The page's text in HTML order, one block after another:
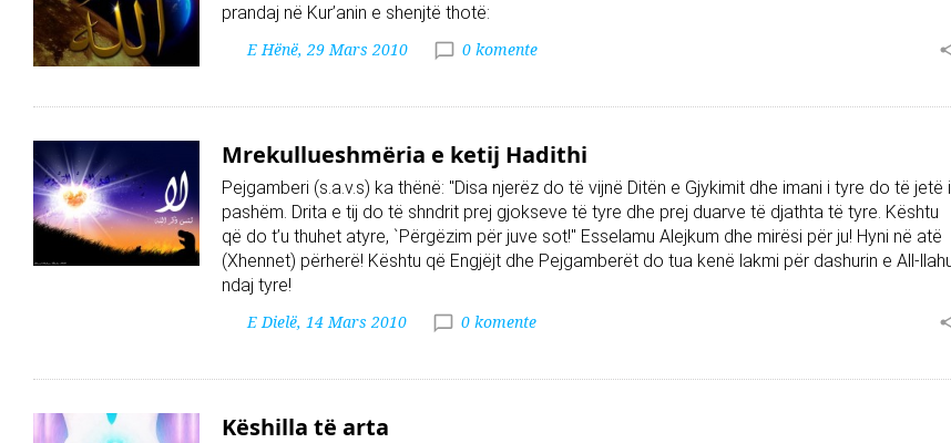
prandaj në Kur’anin e shenjtë thotë:
E Hënë, 29 Mars 2010
0 komente
Mrekullueshmëria e ketij Hadithi
Pejgamberi (s.a.v.s) ka thënë: "Disa njerëz do të vijnë Ditën e Gjykimit dhe imani i tyre do të jetë i
pashëm. Drita e tij do të shndrit prej gjokseve të tyre dhe prej duarve të djathta të tyre. Kështu
që do t’u thuhet atyre, `Përgëzim për juve sot!" Esselamu Alejkum dhe mirësi për ju! Hyni në atë
(Xhennet) përherë! Kështu që Engjëjt dhe Pejgamberët do tua kenë lakmi për dashurin e All-
ndaj tyre!
E Dielë, 14 Mars 2010
0 komente
Këshilla të arta